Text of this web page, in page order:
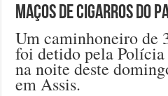
maços de cigarros do
Um caminhoneiro de
foi detido pela
na noite deste
em Assis.